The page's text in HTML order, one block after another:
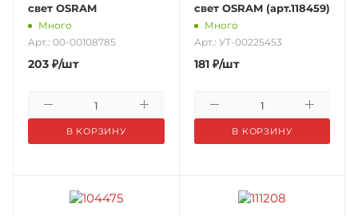
свет OSRAM
Много
Арт.: 00-00108785
203 ₽/шт
В КОРЗИНУ
свет OSRAM (арт.118459)
Много
Арт.: УТ-00225453
181₽/шт
В КОРЗИНУ